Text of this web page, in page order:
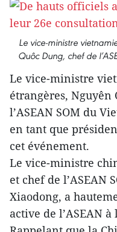
Le vice-ministre
Quôc Dung, chef de
Le vice-ministre
étrangères, Nguyên
l’ASEAN SOM du
en tant que
cet événement.
Le vice-ministre
et chef de l’ASEAN
Xiaodong, a
active de l’ASEAN